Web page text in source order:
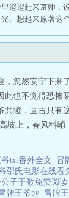
迢迢赶来京师，
光。想起来原著这
的后宫。如今有
怕早晚戳穿他骗
：战战兢兢！3群
下无情地捉着脚
感拉锯战，恋爱
，忽然安宁下来
此也不觉得恐
共陵，亘古只有
坡上，春风料
txt番外全文 冒
邵氏电影在线看
子于歌免费阅读
牌王爷by 冒牌